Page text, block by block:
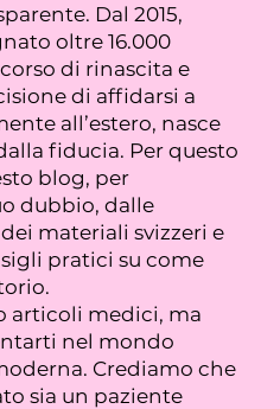
Dal 2015,
oltre 16.000
di rinascita e
di affidarsi a
all’estero, nasce
fiducia. Per questo
blog, per
dubbio, dalle
materiali svizzeri e
pratici su come
articoli medici, ma
nel mondo
Crediamo che
sia un paziente